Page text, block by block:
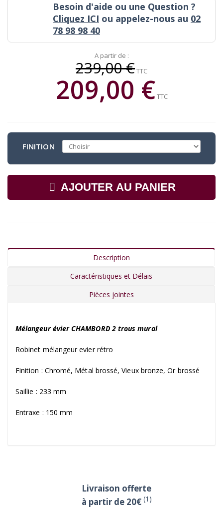
Besoin d'aide ou une Question ?
Cliquez ICI ou appelez-nous au 02
78 98 98 40
A partir de :
239,00 €TTC
209,00 €TTC
FINITION
AJOUTER AU PANIER
Description
Caractéristiques et Délais
Pièces jointes
Mélangeur évier CHAMBORD 2 trous mural
Robinet mélangeur evier rétro
Finition : Chromé, Métal brossé, Vieux bronze, Or brossé
Saillie : 233 mm
Entraxe : 150 mm
Livraison offerte
à partir de 20€ (1)